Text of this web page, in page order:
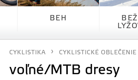
BEH
CYKLISTIKA CYKLISTICKÉ OBLEČENIE
voľné/MTB dresy